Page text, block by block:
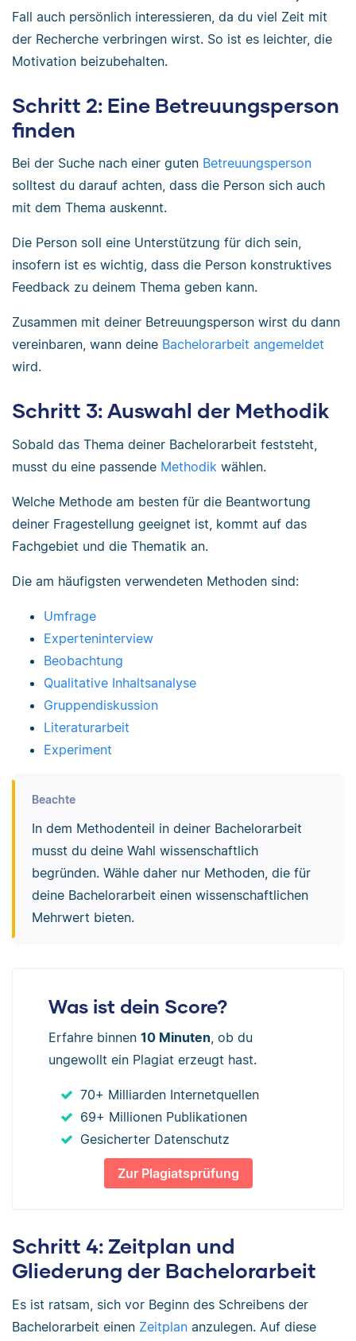
Fall auch persönlich interessieren, da du viel Zeit mit
der Recherche verbringen wirst. So ist es leichter, die
Motivation beizubehalten.
Schritt 2: Eine Betreuungsperson
finden
Bei der Suche nach einer guten Betreuungsperson
solltest du darauf achten, dass die Person sich auch
mit dem Thema auskennt.
Die Person soll eine Unterstützung für dich sein,
insofern ist es wichtig, dass die Person konstruktives
Feedback zu deinem Thema geben kann.
Zusammen mit deiner Betreuungsperson wirst du dann
vereinbaren, wann deine Bachelorarbeit angemeldet
wird.
Schritt 3: Auswahl der Methodik
Sobald das Thema deiner Bachelorarbeit feststeht,
musst du eine passende Methodik wählen.
Welche Methode am besten für die Beantwortung
deiner Fragestellung geeignet ist, kommt auf das
Fachgebiet und die Thematik an.
Die am häufigsten verwendeten Methoden sind:
Umfrage
Experteninterview
Beobachtung
Qualitative Inhaltsanalyse
Gruppendiskussion
Literaturarbeit
Experiment
Beachte
In dem Methodenteil in deiner Bachelorarbeit
musst du deine Wahl wissenschaftlich
begründen. Wähle daher nur Methoden, die für
deine Bachelorarbeit einen wissenschaftlichen
Mehrwert bieten.
Was ist dein Score?
Erfahre binnen 10 Minuten, ob du
ungewollt ein Plagiat erzeugt hast.
70+ Milliarden Internetquellen
69+ Millionen Publikationen
Gesicherter Datenschutz
Zur Plagiatsprüfung
Schritt 4: Zeitplan und
Gliederung der Bachelorarbeit
Es ist ratsam, sich vor Beginn des Schreibens der
Bachelorarbeit einen Zeitplan anzulegen. Auf diese